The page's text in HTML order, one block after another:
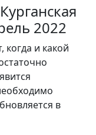
2022
когда и какой
в